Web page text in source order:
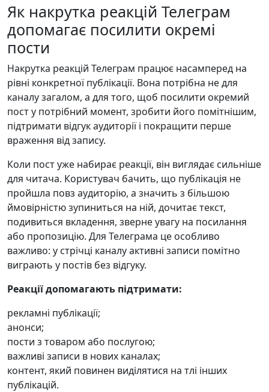
Як накрутка реакцій Телеграм
допомагає посилити окремі
пости
Накрутка реакцій Телеграм працює насамперед на
рівні конкретної публікації. Вона потрібна не для
каналу загалом, а для того, щоб посилити окремий
пост у потрібний момент, зробити його помітнішим,
підтримати відгук аудиторії і покращити перше
враження від запису.
Коли пост уже набирає реакції, він виглядає сильніше
для читача. Користувач бачить, що публікація не
пройшла повз аудиторію, а значить з більшою
ймовірністю зупиниться на ній, дочитає текст,
подивиться вкладення, зверне увагу на посилання
або пропозицію. Для Телеграма це особливо
важливо: у стрічці каналу активні записи помітно
виграють у постів без відгуку.
Реакції допомагають підтримати:
рекламні публікації;
анонси;
пости з товаром або послугою;
важливі записи в нових каналах;
контент, який повинен виділятися на тлі інших
публікацій.